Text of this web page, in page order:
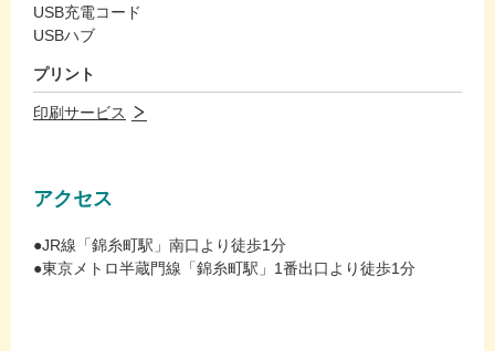
USB充電コード
USBハブ
プリント
印刷サービス
アクセス
●JR線「錦糸町駅」南口より徒歩1分
●東京メトロ半蔵門線「錦糸町駅」1番出口より徒歩1分